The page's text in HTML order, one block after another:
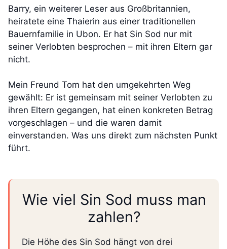
Barry, ein weiterer Leser aus Großbritannien,
heiratete eine Thaierin aus einer traditionellen
Bauernfamilie in Ubon. Er hat Sin Sod nur mit
seiner Verlobten besprochen – mit ihren Eltern gar
nicht.
Mein Freund Tom hat den umgekehrten Weg
gewählt: Er ist gemeinsam mit seiner Verlobten zu
ihren Eltern gegangen, hat einen konkreten Betrag
vorgeschlagen – und die waren damit
einverstanden. Was uns direkt zum nächsten Punkt
führt.
Wie viel Sin Sod muss man
zahlen?
Die Höhe des Sin Sod hängt von drei